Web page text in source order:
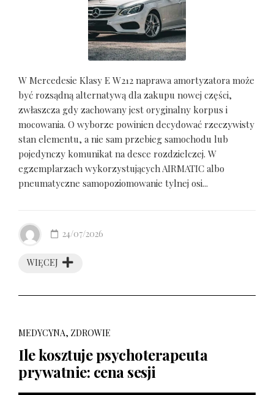
W Mercedesie Klasy E W212 naprawa amortyzatora może
być rozsądną alternatywą dla zakupu nowej części,
zwłaszcza gdy zachowany jest oryginalny korpus i
mocowania. O wyborze powinien decydować rzeczywisty
stan elementu, a nie sam przebieg samochodu lub
pojedynczy komunikat na desce rozdzielczej. W
egzemplarzach wykorzystujących AIRMATIC albo
pneumatyczne samopoziomowanie tylnej osi...
WIĘCEJ
24/07/2026
MEDYCYNA, ZDROWIE
Ile kosztuje psychoterapeuta
prywatnie: cena sesji